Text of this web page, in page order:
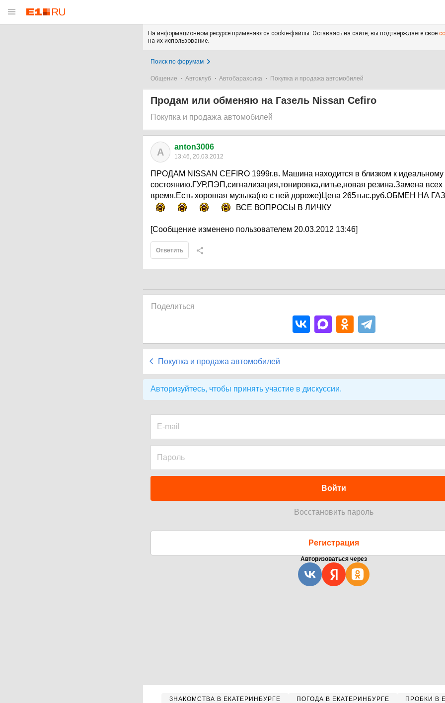
На информационном ресурсе применяются cookie-файлы. Оставаясь на сайте, вы подтверждаете свое
на их использование.
Поиск по форумам
Общение Автоклуб Автобарахолка Покупка и продажа автомобилей
Продам или обменяю на Газель Nissan Cefiro
Покупка и продажа автомобилей
A anton3006
13:46, 20.03.2012
ПРОДАМ NISSAN CEFIRO 1999г.в. Машина находится в близком к идеальному
состоянию.ГУР,ПЭП,сигнализация,тонировка,литье,новая резина.Замена всех
время.Есть хорошая музыка(но с ней дороже)Цена 265тыс.руб.ОБМЕН НА
ВСЕ ВОПРОСЫ В ЛИЧКУ
[Сообщение изменено пользователем 20.03.2012 13:46]
Ответить
Поделиться
Покупка и продажа автомобилей
Авторизуйтесь, чтобы принять участие в дискуссии.
Войти
Восстановить пароль
Регистрация
Авторизоваться через
ЗНАКОМСТВА В ЕКАТЕРИНБУРГЕ ПОГОДА В ЕКАТЕРИНБУРГЕ
ПРОБКИ В